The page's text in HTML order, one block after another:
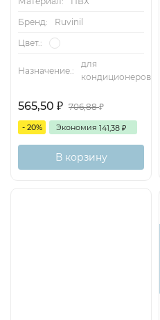
Бренд:
Ruvinil
Цвет.:
Назначение.:
для
кондиционеров
565,50 ₽ 706,88₽
- 20% Экономия 141,38 ₽
В корзину